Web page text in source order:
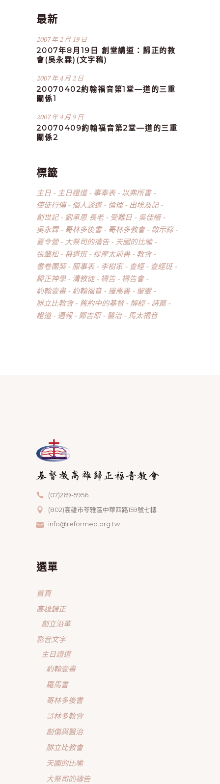
最新
2007 年 2 月 19 日
2007年8月19日 創堂講道：歸正的教
會(吳永霖)(文字稿)
2007 年 4 月 2 日
20070402約翰福音第1堂—道的三重
關係1
2007 年 4 月 9 日
20070409約翰福音第2堂—道的三重
關係2
標籤
主日 主日證道 事奉表
以弗所書
使徒行傳
個人談道 倫理
出埃及記
創世記
劉承恩 長老 受難日
吳佳縉
吳永霖
哥林多後書 哥林多教會
啟示錄
夏令營
大祭司的禱告
天國的比喻
張肇松
慕道班 提摩太前書
教會
書卷團契
服事表 李樹家 查經
查經班
歸正神學
清教徒 禱告
禱告會
約翰壹書
約翰福音 羅馬書
聖靈
腓立比教會
舊約中的基督 解經
詩篇
證道
週報 鄭吉原 醫治 馬太福音
(07)269-5956
(802)高雄市苓雅區中華四路159號七樓
info@reformed.org.tw
選單
首頁
高雄歸正
創立沿革
影音文字
主日證道
約翰壹書
羅馬書
哥林多後書
哥林多教會
創傷與醫治
腓立比教會
天國的比喻
大祭司的禱告